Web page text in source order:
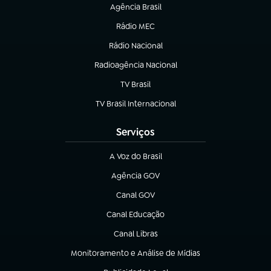
Agência Brasil
(abre em nova aba)
Rádio MEC
(abre em nova aba)
Rádio Nacional
Radioagência Nacional
(abre em nova aba)
TV Brasil
(abre em nova aba)
TV Brasil Internacional
(abre em nova aba)
Serviços
A Voz do Brasil
(abre em nova aba)
Agência GOV
(abre em nova aba)
Canal GOV
(abre em nova aba)
Canal Educação
(abre em nova aba)
Canal Libras
(abre em nova aba)
Monitoramento e Análise de Mídias
(abre em nova aba)